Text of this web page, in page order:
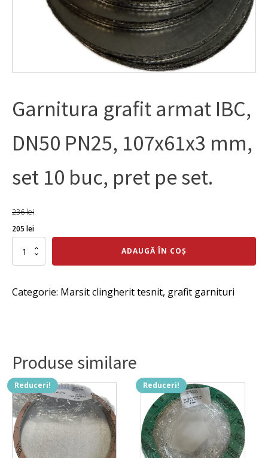
Garnitura grafit armat IBC,
DN50 PN25, 107x61x3 mm,
set 10 buc, pret pe set.
236lei
Prețul
inițial
a
fost:
236 lei.
205 leiPrețul
curent
este:
205 lei.
Cantitate
IBC,
10
pret
pe
set.
ADAUGĂ ÎN COȘ
Categorie: Marsit clingherit tesnit, grafit garnituri
Produse similare
Reduceri! Reduceri!